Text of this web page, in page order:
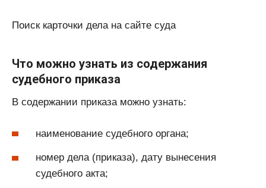
Поиск карточки дела на сайте суда
Что можно узнать из содержания
судебного приказа
В содержании приказа можно узнать:
наименование судебного органа;
номер дела (приказа), дату вынесения
судебного акта;